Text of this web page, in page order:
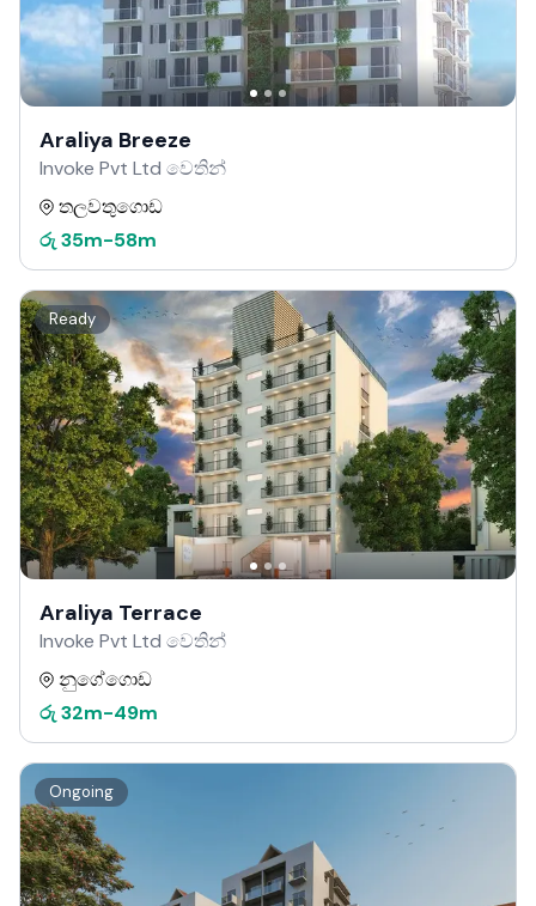
Araliya Breeze
Invoke Pvt Ltd වෙතින්
තලවතුගොඩ
රු 35m-58m
Ready
Araliya Terrace
Invoke Pvt Ltd වෙතින්
නුගේගොඩ
රු 32m-49m
Ongoing